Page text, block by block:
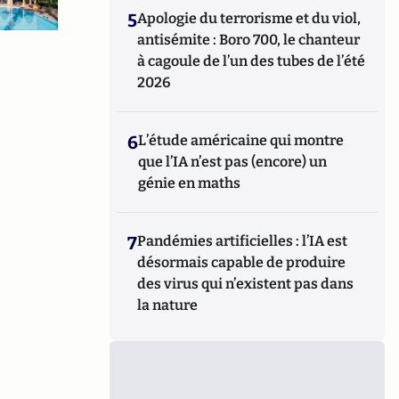
5Apologie du terrorisme et du viol,
antisémite : Boro 700, le chanteur
à cagoule de l’un des tubes de l’été
2026
6L’étude américaine qui montre
que l’IA n’est pas (encore) un
génie en maths
7Pandémies artificielles : l’IA est
désormais capable de produire
des virus qui n’existent pas dans
la nature